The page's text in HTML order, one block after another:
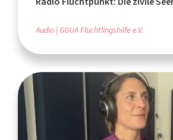
Audio GGUA Flüchtlingshilfe e.V.